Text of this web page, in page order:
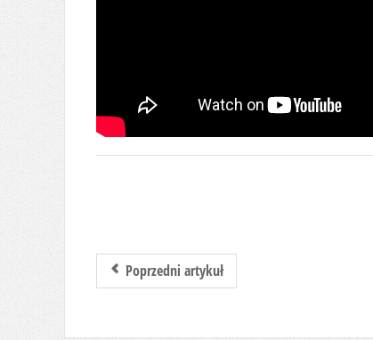
Poprzedni artykuł